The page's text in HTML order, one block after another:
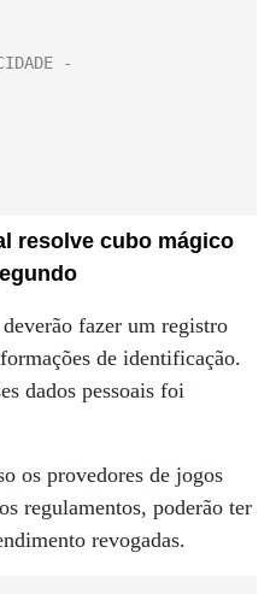
resolve cubo mágico
fazer um registro
de identificação.
dados pessoais foi
os provedores de jogos
regulamentos, poderão ter
revogadas.